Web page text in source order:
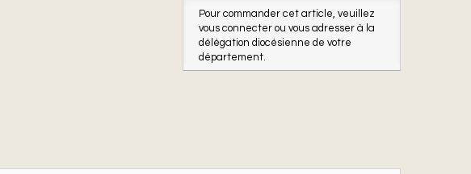
Pour commander cet article, veuillez
vous connecter ou vous adresser à la
délégation diocésienne de votre
département.